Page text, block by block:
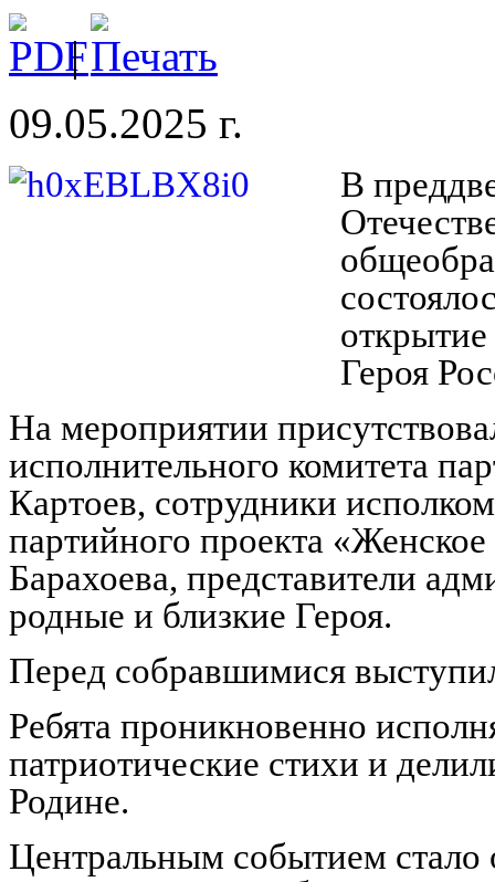
|
09.05.2025 г.
В
Героя
На мероприятии
исполнительного комитета
Картоев, сотрудники
партийного проекта
Барахоева, представители
родные и близкие Героя.
Перед собравшимися
Ребята проникновенно
патриотические стихи и
Родине.
Центральным событием стало